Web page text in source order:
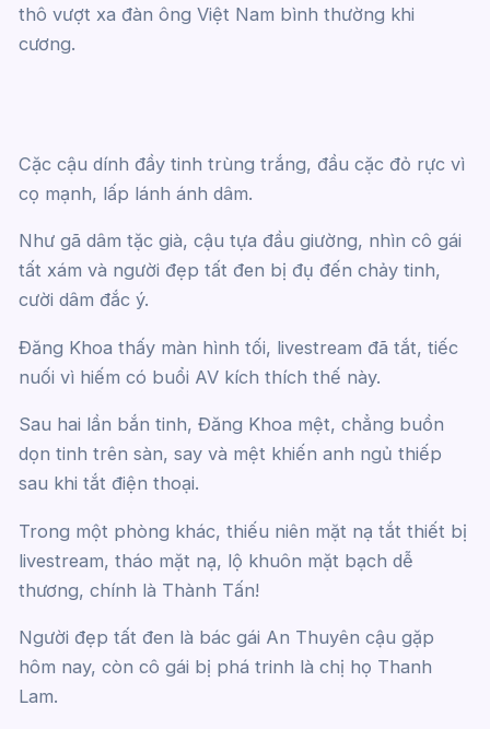
thô vượt xa đàn ông Việt Nam bình thường khi
cương.
Cặc cậu dính đầy tinh trùng trắng, đầu cặc đỏ rực vì
cọ mạnh, lấp lánh ánh dâm.
Như gã dâm tặc già, cậu tựa đầu giường, nhìn cô gái
tất xám và người đẹp tất đen bị đụ đến chảy tinh,
cười dâm đắc ý.
Đăng Khoa thấy màn hình tối, livestream đã tắt, tiếc
nuối vì hiếm có buổi AV kích thích thế này.
Sau hai lần bắn tinh, Đăng Khoa mệt, chẳng buồn
dọn tinh trên sàn, say và mệt khiến anh ngủ thiếp
sau khi tắt điện thoại.
Trong một phòng khác, thiếu niên mặt nạ tắt thiết bị
livestream, tháo mặt nạ, lộ khuôn mặt bạch dễ
thương, chính là Thành Tấn!
Người đẹp tất đen là bác gái An Thuyên cậu gặp
hôm nay, còn cô gái bị phá trinh là chị họ Thanh
Lam.